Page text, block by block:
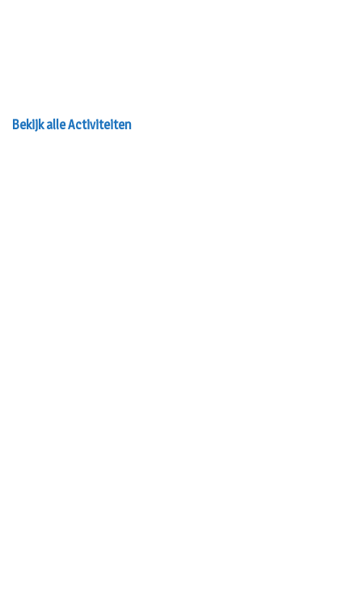
Bekijk alle Activiteiten